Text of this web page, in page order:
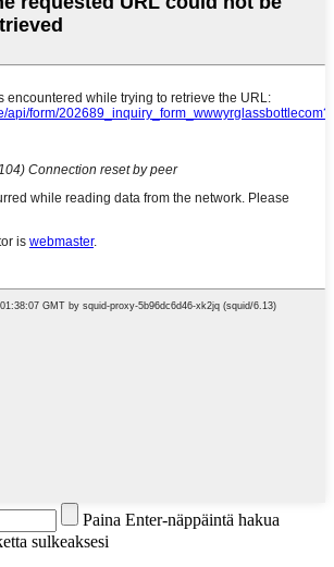
Paina Enter-näppäintä hakua
sulkeaksesi